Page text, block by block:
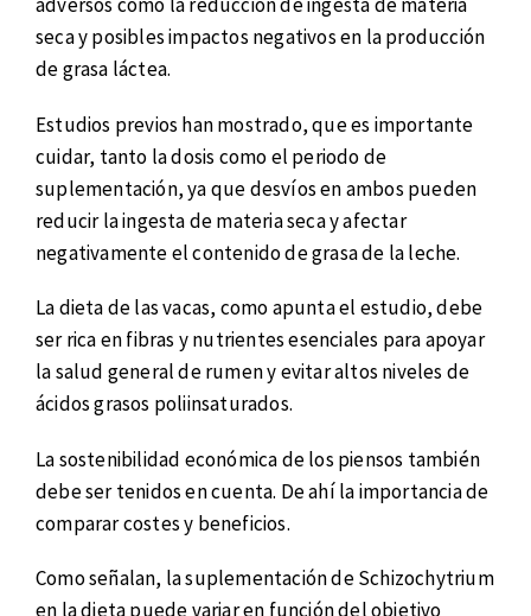
seca y posibles impactos negativos en la producción
de grasa láctea.
Estudios previos han mostrado, que es importante
cuidar, tanto la dosis como el periodo de
suplementación, ya que desvíos en ambos pueden
reducir la ingesta de materia seca y afectar
negativamente el contenido de grasa de la leche.
La dieta de las vacas, como apunta el estudio, debe
ser rica en fibras y nutrientes esenciales para apoyar
la salud general de rumen y evitar altos niveles de
ácidos grasos poliinsaturados.
La sostenibilidad económica de los piensos también
debe ser tenidos en cuenta. De ahí la importancia de
comparar costes y beneficios.
Como señalan, la suplementación de Schizochytrium
en la dieta puede variar en función del objetivo